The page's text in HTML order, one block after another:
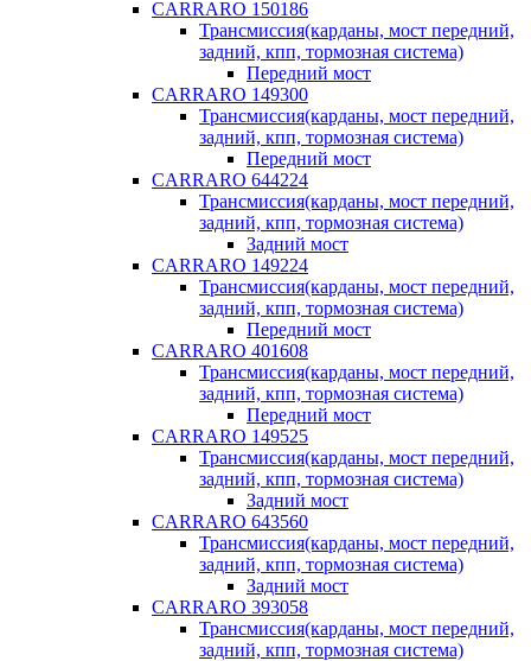
CARRARO 150186
Трансмиссия(карданы, мост передний,
задний, кпп, тормозная система)
Передний мост
CARRARO 149300
Трансмиссия(карданы, мост передний,
задний, кпп, тормозная система)
Передний мост
CARRARO 644224
Трансмиссия(карданы, мост передний,
задний, кпп, тормозная система)
Задний мост
CARRARO 149224
Трансмиссия(карданы, мост передний,
задний, кпп, тормозная система)
Передний мост
CARRARO 401608
Трансмиссия(карданы, мост передний,
задний, кпп, тормозная система)
Передний мост
CARRARO 149525
Трансмиссия(карданы, мост передний,
задний, кпп, тормозная система)
Задний мост
CARRARO 643560
Трансмиссия(карданы, мост передний,
задний, кпп, тормозная система)
Задний мост
CARRARO 393058
Трансмиссия(карданы, мост передний,
задний, кпп, тормозная система)